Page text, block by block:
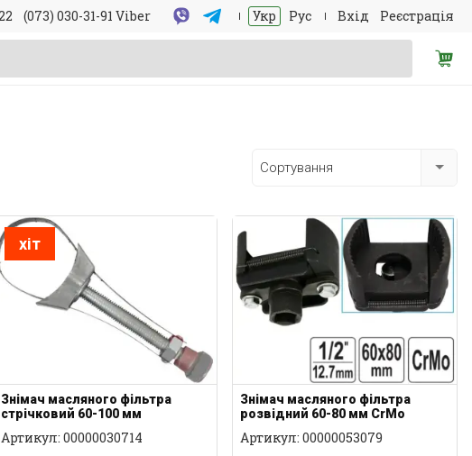
(073) 030-31-91 Viber Укр Рус Вхід Реєстрація
Сортування
хіт
Знімач масляного фільтра
стрічковий 60-100 мм
Артикул: 00000030714
Знімач масляного фільтра
розвідний 60-80 мм CrMo
Артикул: 00000053079